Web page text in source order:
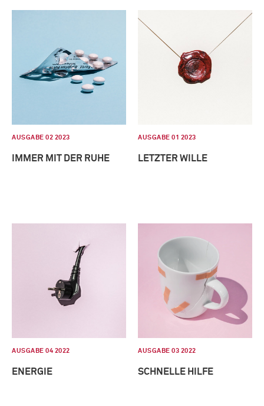
AUSGABE 02 2023
IMMER MIT DER RUHE
AUSGABE 01 2023
LETZTER WILLE
AUSGABE 04 2022
ENERGIE
AUSGABE 03 2022
SCHNELLE HILFE